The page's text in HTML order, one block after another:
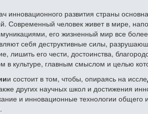
инновационного развития страны
Современный человек живет в мире,
его жизненный мир все
себя деструктивные силы,
лишить его чести, достоинства,
в культуре, главным смыслом и целью
и состоит в том, чтобы, опираясь на
других научных школ и достижения
и инновационные технологии общего